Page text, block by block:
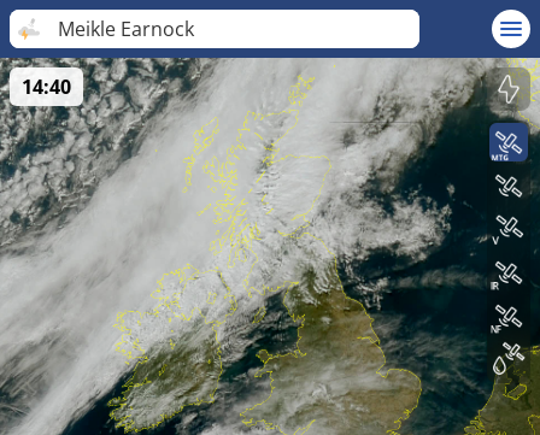
Meikle Earnock
14:40